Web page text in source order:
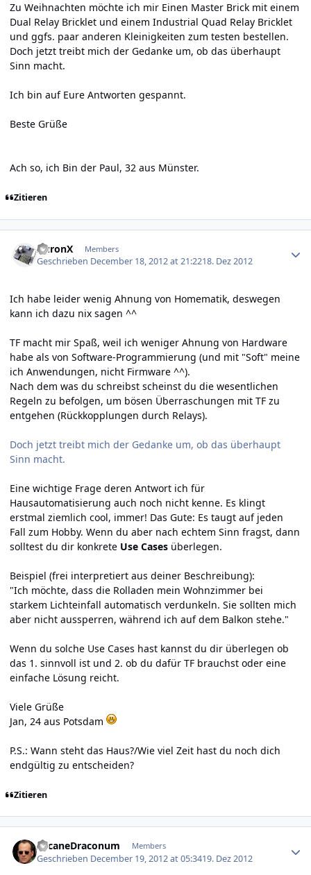
Zu Weihnachten möchte ich mir Einen Master Brick mit einem
Dual Relay Bricklet und einem Industrial Quad Relay Bricklet
und ggfs. paar anderen Kleinigkeiten zum testen bestellen.
Doch jetzt treibt mich der Gedanke um, ob das überhaupt
Sinn macht.
Ich bin auf Eure Antworten gespannt.
Beste Grüße
Ach so, ich Bin der Paul, 32 aus Münster.
Zitieren
AuronX Members
Geschrieben December 18, 2012 at 21:2218. Dez 2012
Ich habe leider wenig Ahnung von Homematik, deswegen
kann ich dazu nix sagen ^^
TF macht mir Spaß, weil ich weniger Ahnung von Hardware
habe als von Software-Programmierung (und mit "Soft" meine
ich Anwendungen, nicht Firmware ^^).
Nach dem was du schreibst scheinst du die wesentlichen
Regeln zu befolgen, um bösen Überraschungen mit TF zu
entgehen (Rückkopplungen durch Relays).
Doch jetzt treibt mich der Gedanke um, ob das überhaupt
Sinn macht.
Eine wichtige Frage deren Antwort ich für
Hausautomatisierung auch noch nicht kenne. Es klingt
erstmal ziemlich cool, immer! Das Gute: Es taugt auf jeden
Fall zum Hobby. Wenn du aber nach echtem Sinn fragst, dann
solltest du dir konkrete Use Cases überlegen.
Beispiel (frei interpretiert aus deiner Beschreibung):
"Ich möchte, dass die Rolladen mein Wohnzimmer bei
starkem Lichteinfall automatisch verdunkeln. Sie sollten mich
aber nicht aussperren, während ich auf dem Balkon stehe."
Wenn du solche Use Cases hast kannst du dir überlegen ob
das 1. sinnvoll ist und 2. ob du dafür TF brauchst oder eine
einfache Lösung reicht.
Viele Grüße
Jan, 24 aus Potsdam
P.S.: Wann steht das Haus?/Wie viel Zeit hast du noch dich
endgültig zu entscheiden?
Zitieren
ArcaneDraconum Members
Geschrieben December 19, 2012 at 05:3419. Dez 2012